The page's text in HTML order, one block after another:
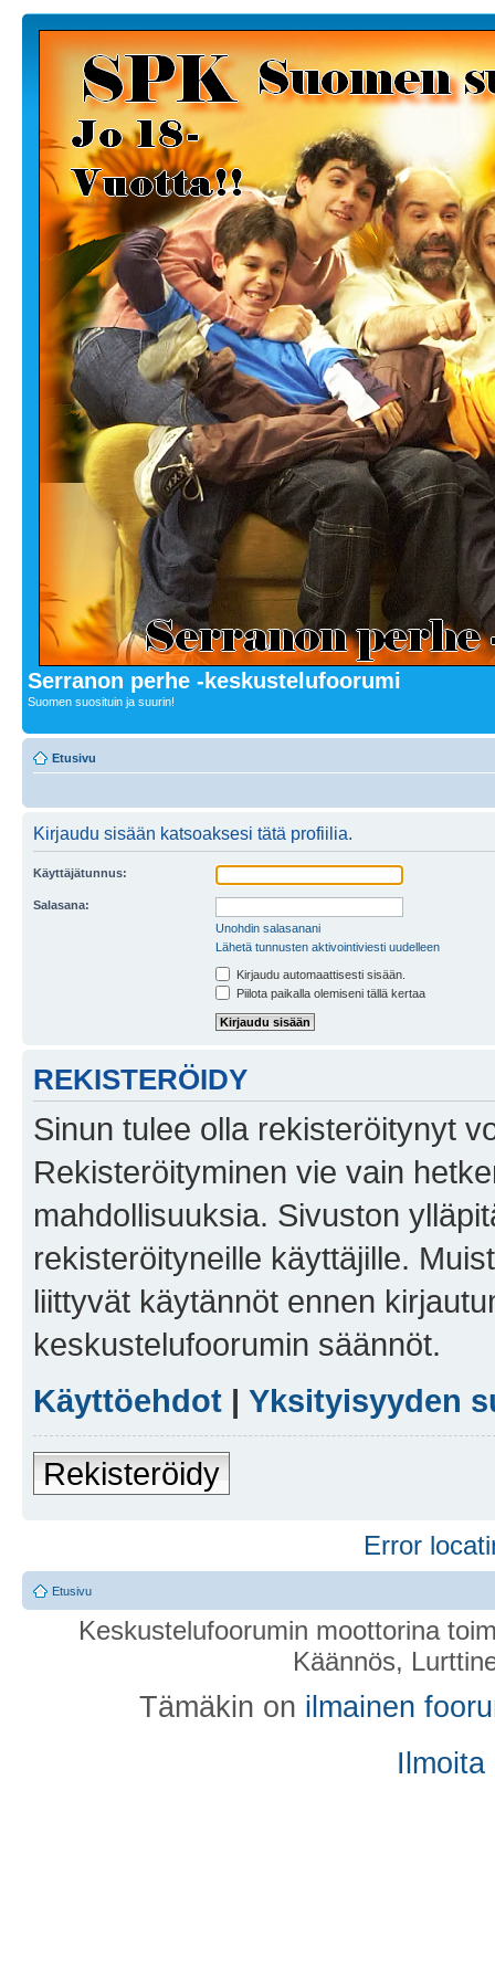
Serranon perhe -keskustelufoorumi
Suomen suosituin ja suurin!
Etusivu
Kirjaudu sisään katsoaksesi tätä profiilia.
Käyttäjätunnus:
Salasana:
Unohdin salasanani
Lähetä tunnusten aktivointiviesti uudelleen
Kirjaudu automaattisesti sisään.
Piilota paikalla olemiseni tällä kertaa
REKISTERÖIDY
Sinun tulee olla rekisteröitynyt
Rekisteröityminen vie vain
mahdollisuuksia. Sivuston
rekisteröityneille käyttäjille.
liittyvät käytännöt ennen
keskustelufoorumin säännöt.
Käyttöehdot | Yksityisyyden
Rekisteröidy
Error
Etusivu
Keskustelufoorumin moottorina
Käännös,
Tämäkin on ilmainen